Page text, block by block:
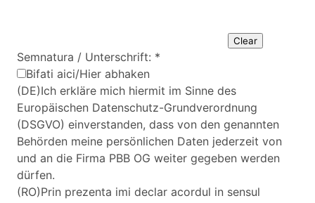
Clear
Semnatura / Unterschrift: *
Bifati aici/Hier abhaken
(DE)Ich erkläre mich hiermit im Sinne des
Europäischen Datenschutz-Grundverordnung
(DSGVO) einverstanden, dass von den genannten
Behörden meine persönlichen Daten jederzeit von
und an die Firma PBB OG weiter gegeben werden
dürfen.
(RO)Prin prezenta imi declar acordul in sensul